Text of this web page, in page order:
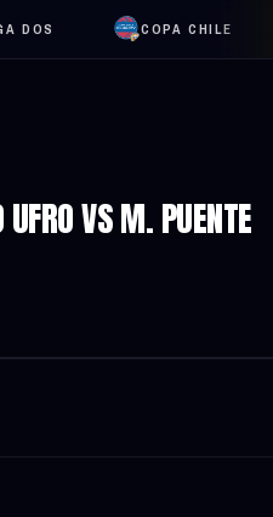
DOS COPA CHILE
VS M. PUENTE